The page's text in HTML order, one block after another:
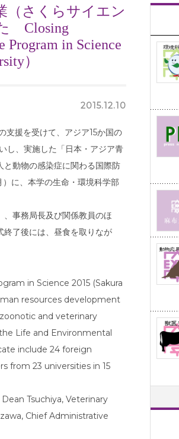
（さくらサイエン
Closing
Program in Science
）
2015.12.10
支援を受けて、アジア15か国の
し、実施した「日本・アジア青
動物の感染症に関わる国際防
に、本学の生命・環境科学部
事務局長及び関係教員のほ
了後には、昼食を取りなが
in Science 2015 (Sakura
resources development
and veterinary
Life and Environmental
include 24 foreign
from 23 universities in 15
Tsuchiya, Veterinary
Chief Administrative